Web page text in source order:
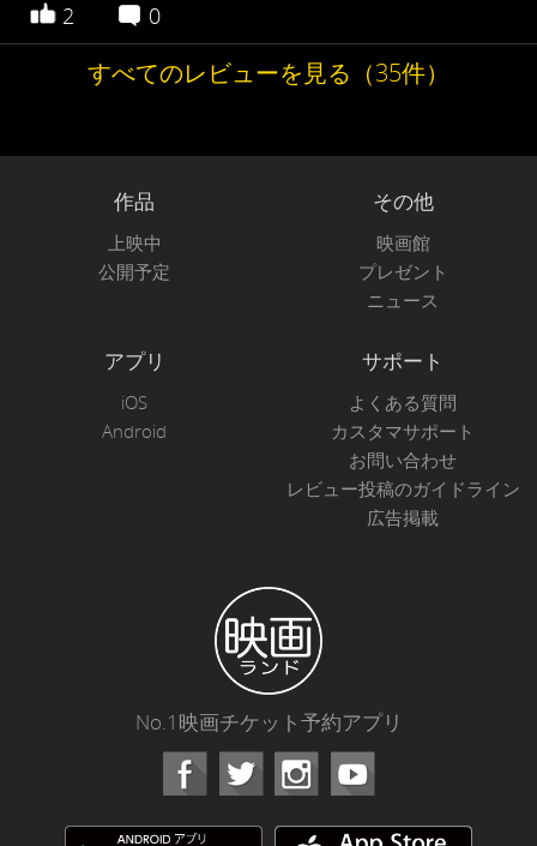
2 0
すべてのレビューを見る（35件）
作品
上映中
公開予定
その他
映画館
プレゼント
ニュース
アプリ
iOS
Android
サポート
よくある質問
カスタマサポート
お問い合わせ
レビュー投稿のガイドライン
広告掲載
No.1映画チケット予約アプリ
Facebook Instagram